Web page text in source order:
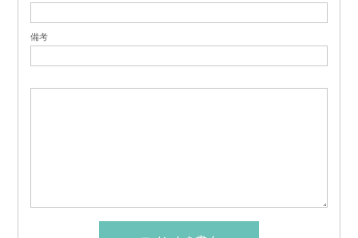
備考